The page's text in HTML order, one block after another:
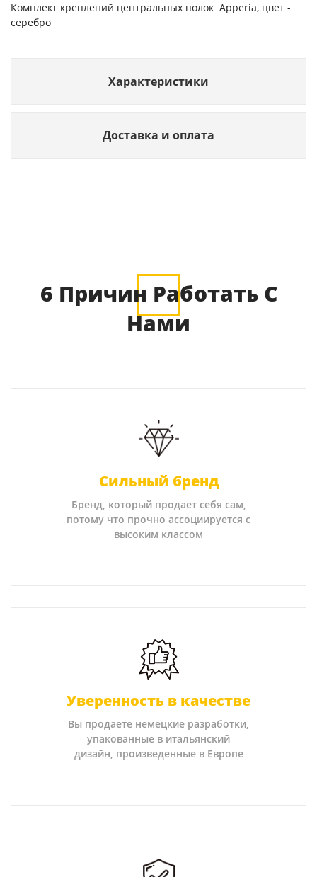
Комплект креплений центральных полок Apperia, цвет -
серебро
Характеристики
Доставка и оплата
6 Причин Работать С
Нами
Сильный бренд
Бренд, который продает себя сам,
потому что прочно ассоциируется с
высоким классом
Уверенность в качестве
Вы продаете немецкие разработки,
упакованные в итальянский
дизайн, произведенные в Европе